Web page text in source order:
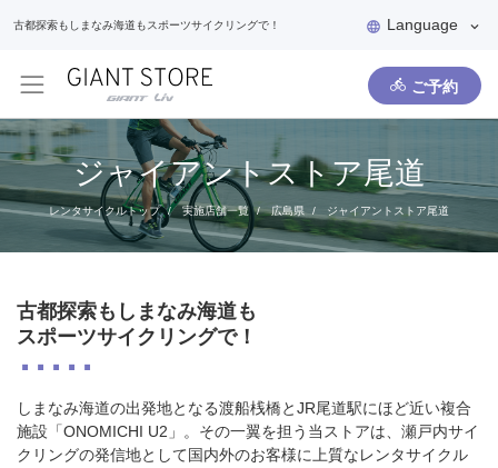
古都探索もしまなみ海道もスポーツサイクリングで！ Language
ご予約
ジャイアントストア尾道
レンタサイクルトップ 実施店舗一覧 広島県 ジャイアントストア尾道
古都探索もしまなみ海道も
スポーツサイクリングで！
しまなみ海道の出発地となる渡船桟橋とJR尾道駅にほど近い複合
施設「ONOMICHI U2」。その一翼を担う当ストアは、瀬戸内サイ
クリングの発信地として国内外のお客様に上質なレンタサイクル